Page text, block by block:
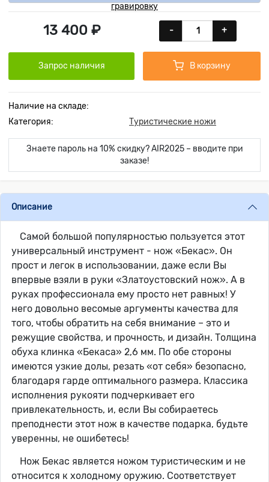
гравировку
13 400 ₽ - +
Запрос наличия В корзину
Наличие на складе:
Категория:
Туристические ножи
Знаете пароль на 10% скидку? AIR2025 – вводите при
заказе!
Описание
Самой большой популярностью пользуется этот
универсальный инструмент - нож «Бекас». Он
прост и легок в использовании, даже если Вы
впервые взяли в руки «Златоустовский нож». А в
руках профессионала ему просто нет равных! У
него довольно весомые аргументы качества для
того, чтобы обратить на себя внимание – это и
режущие свойства, и прочность, и дизайн. Толщина
обуха клинка «Бекаса» 2,6 мм. По обе стороны
имеются узкие долы, резать «от себя» безопасно,
благодаря гарде оптимального размера. Классика
исполнения рукояти подчеркивает его
привлекательность, и, если Вы собираетесь
преподнести этот нож в качестве подарка, будьте
уверенны, не ошибетесь!
Нож Бекас является ножом туристическим и не
относится к холодному оружию. Соответствует